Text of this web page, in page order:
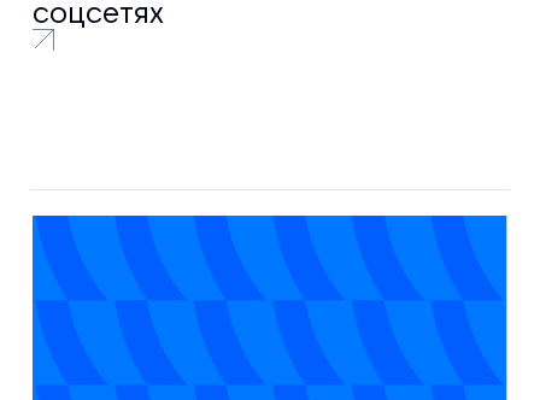
соцсетях